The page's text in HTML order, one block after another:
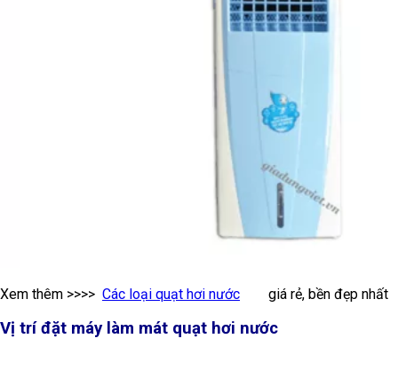
Xem thêm >>>> Các loại quạt hơi nước giá rẻ, bền đẹp nhất
Vị trí đặt máy làm mát quạt hơi nước